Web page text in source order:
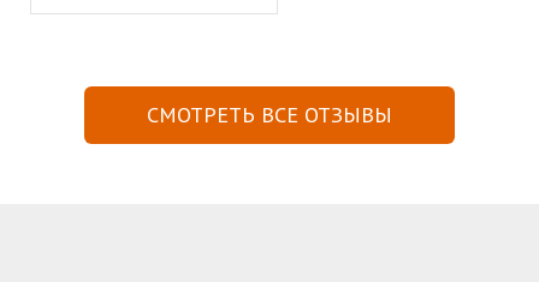
СМОТРЕТЬ ВСЕ ОТЗЫВЫ